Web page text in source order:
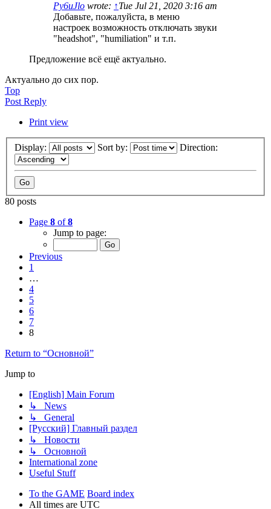
Py6uJlo wrote: ↑Tue Jul 21, 2020 3:16 am
Добавьте, пожалуйста, в меню
настроек возможность отключать звуки
"headshot", "humiliation" и т.п.
Предложение всё ещё актуально.
Актуально до сих пор.
Top
Post Reply
Print view
Display: Sort by: Direction:
80 posts
Page 8 of8
Jump to page:
Previous
1
…
4
5
6
7
8
Return to “Основной”
Jump to
[English] Main Forum
↳ News
↳ General
[Русский] Главный раздел
↳ Новости
↳ Основной
International zone
Useful Stuff
To the GAME Board index
All times are UTC